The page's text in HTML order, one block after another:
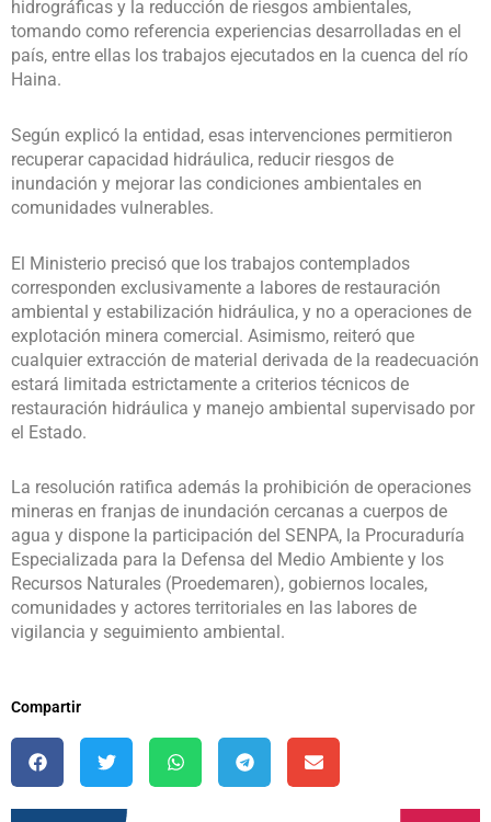
hidrográficas y la reducción de riesgos ambientales,
tomando como referencia experiencias desarrolladas en el
país, entre ellas los trabajos ejecutados en la cuenca del río
Haina.
Según explicó la entidad, esas intervenciones permitieron
recuperar capacidad hidráulica, reducir riesgos de
inundación y mejorar las condiciones ambientales en
comunidades vulnerables.
El Ministerio precisó que los trabajos contemplados
corresponden exclusivamente a labores de restauración
ambiental y estabilización hidráulica, y no a operaciones de
explotación minera comercial. Asimismo, reiteró que
cualquier extracción de material derivada de la readecuación
estará limitada estrictamente a criterios técnicos de
restauración hidráulica y manejo ambiental supervisado por
el Estado.
La resolución ratifica además la prohibición de operaciones
mineras en franjas de inundación cercanas a cuerpos de
agua y dispone la participación del SENPA, la Procuraduría
Especializada para la Defensa del Medio Ambiente y los
Recursos Naturales (Proedemaren), gobiernos locales,
comunidades y actores territoriales en las labores de
vigilancia y seguimiento ambiental.
Compartir